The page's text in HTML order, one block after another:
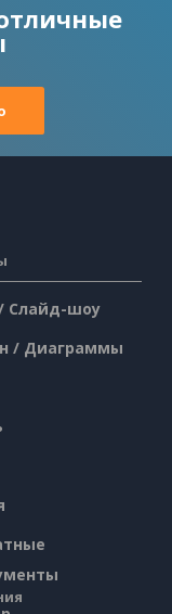
Слайд-шоу
/ Диаграммы